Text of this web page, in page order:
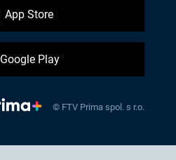
App Store
Google Play
© FTV Prima spol. s r.o.